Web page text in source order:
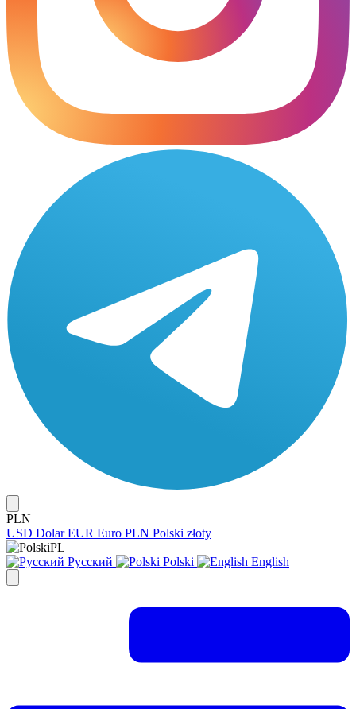
PLN
USD Dolar EUR Euro PLN Polski złoty
PL
Русский
Polski English